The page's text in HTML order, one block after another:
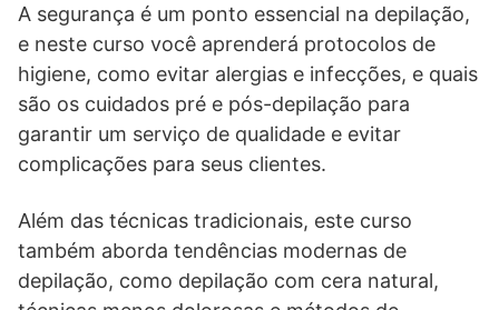
A segurança é um ponto essencial na depilação,
e neste curso você aprenderá protocolos de
higiene, como evitar alergias e infecções, e quais
são os cuidados pré e pós-depilação para
garantir um serviço de qualidade e evitar
complicações para seus clientes.
Além das técnicas tradicionais, este curso
também aborda tendências modernas de
depilação, como depilação com cera natural,